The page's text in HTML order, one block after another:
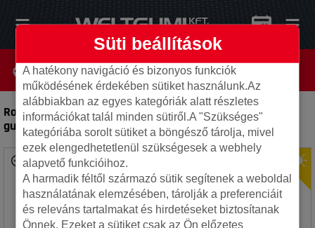
Royal black 195/50R15 82V Royal Performance TL-
gumi
Süti beállítások
A hatékony navigáció és bizonyos funkciók
működésének érdekében sütiket használunk.Az
alábbiakban az egyes kategóriák alatt részletes
információkat talál minden sütiről.A "Szükséges"
kategóriába sorolt sütiket a böngésző tárolja, mivel
ezek elengedhetetlenül szükségesek a webhely
alapvető funkcióihoz.
A harmadik féltől származó sütik segítenek a weboldal
használatának elemzésében, tárolják a preferenciáit
és releváns tartalmakat és hirdetéseket biztosítanak
Önnek. Ezeket a sütiket csak az Ön előzetes